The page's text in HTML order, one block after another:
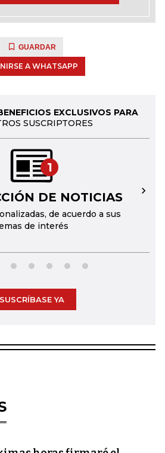
GUARDAR
A WHATSAPP
EXCLUSIVOS PARA
SUSCRIPTORES
1
DE NOTICIAS
de acuerdo a sus
de interés
→
SUSCRÍBASE YA